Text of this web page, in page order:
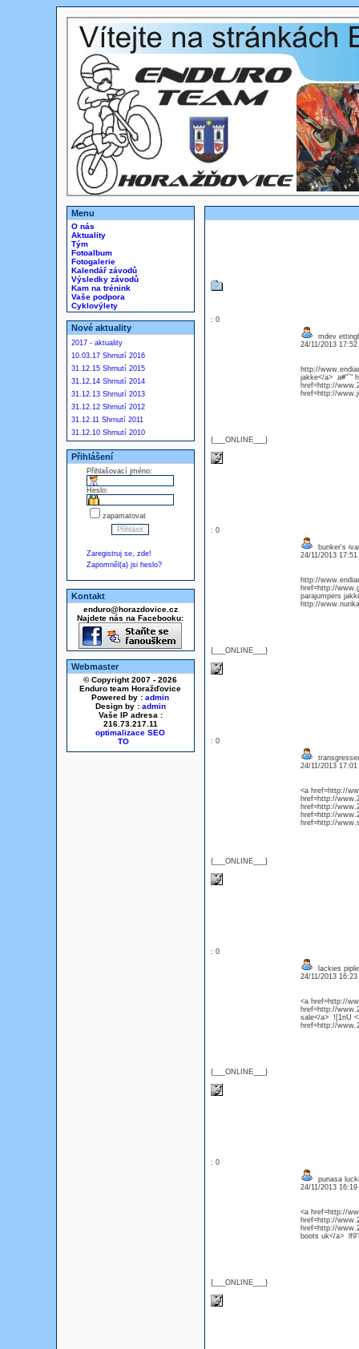
Menu
O nás
Aktuality
Tým
Fotoalbum
Fotogalerie
Kalendář závodů
Výsledky závodů
Kam na trénink
Vaše podpora
Cyklovýlety
Nové aktuality
2017 - aktuality
10.03.17 Shrnutí 2016
31.12.15 Shrnutí 2015
31.12.14 Shrnutí 2014
31.12.13 Shrnutí 2013
31.12.12 Shrnutí 2012
31.12.11 Shrnutí 2011
31.12.10 Shrnutí 2010
Přihlášení
Přihlašovací jméno:
Heslo:
zapamatovat
Zaregistruj se, zde!
Zapomněl(a) jsi heslo?
Kontakt
enduro@horazdovice.cz
Najdete nás na Facebooku:
Webmaster
© Copyright 2007 - 2026
Enduro team Horažďovice
Powered by : admin
Design by : admin
Vaše IP adresa :
216.73.217.11
optimalizace SEO
: 0
{___ONLINE___}
mdev
24/11/2013
http://
jakke</a> a#"`"
href=http://
href=http://
: 0
{___ONLINE___}
bunker's
24/11/2013
http://
href=http://
parajumpers
http://
: 0
{___ONLINE___}
24/11/2013
<a href=http://
href=http://
href=http://
href=http://
href=http://
: 0
{___ONLINE___}
lackies
24/11/2013
<a href=http://
href=http://
sale</a> ![1nU
href=http://
: 0
{___ONLINE___}
punasa
24/11/2013
<a href=http://
href=http://
href=http://
boots uk</a>